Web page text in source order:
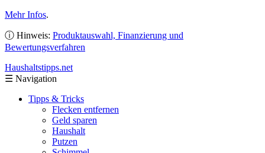
Mehr Infos.
ⓘ Hinweis: Produktauswahl, Finanzierung und
Bewertungsverfahren
Haushaltstipps.net
☰ Navigation
Tipps & Tricks
Flecken entfernen
Geld sparen
Haushalt
Putzen